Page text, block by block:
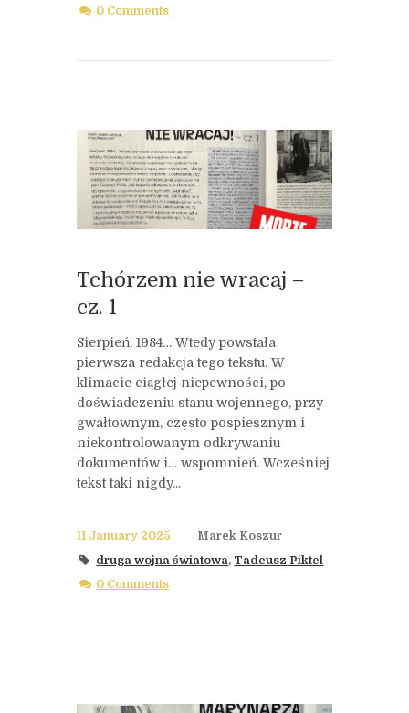
0 Comments
Tchórzem nie wracaj –
cz. 1
Sierpień, 1984… Wtedy powstała
pierwsza redakcja tego tekstu. W
klimacie ciągłej niepewności, po
doświadczeniu stanu wojennego, przy
gwałtownym, często pospiesznym i
niekontrolowanym odkrywaniu
dokumentów i… wspomnień. Wcześniej
tekst taki nigdy...
11 January 2025
Marek Koszur
druga wojna światowa, Tadeusz Piktel
0 Comments